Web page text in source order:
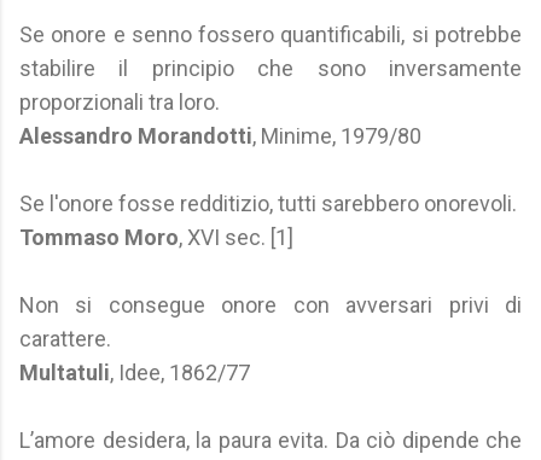
Se onore e senno fossero quantificabili, si potrebbe
stabilire il principio che sono inversamente
proporzionali tra loro.
Alessandro Morandotti, Minime, 1979/80
Se l'onore fosse redditizio, tutti sarebbero onorevoli.
Tommaso Moro, XVI sec. [1]
Non si consegue onore con avversari privi di
carattere.
Multatuli, Idee, 1862/77
L’amore desidera, la paura evita. Da ciò dipende che